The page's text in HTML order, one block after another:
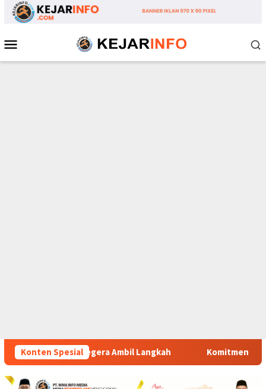
Loncat
Mobile
Konten Spesial
Langkah Komitmen Polsek Tigaraksa Tindak Tegas